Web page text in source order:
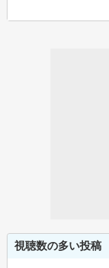
視聴数の多い投稿